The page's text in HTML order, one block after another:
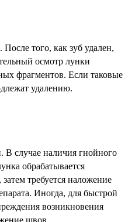
того, как зуб удален,
осмотр лунки
фрагментов. Если таковые
удалению.
В случае наличия гнойного
обрабатывается
требуется наложение
Иногда, для быстрой
возникновения
швов.